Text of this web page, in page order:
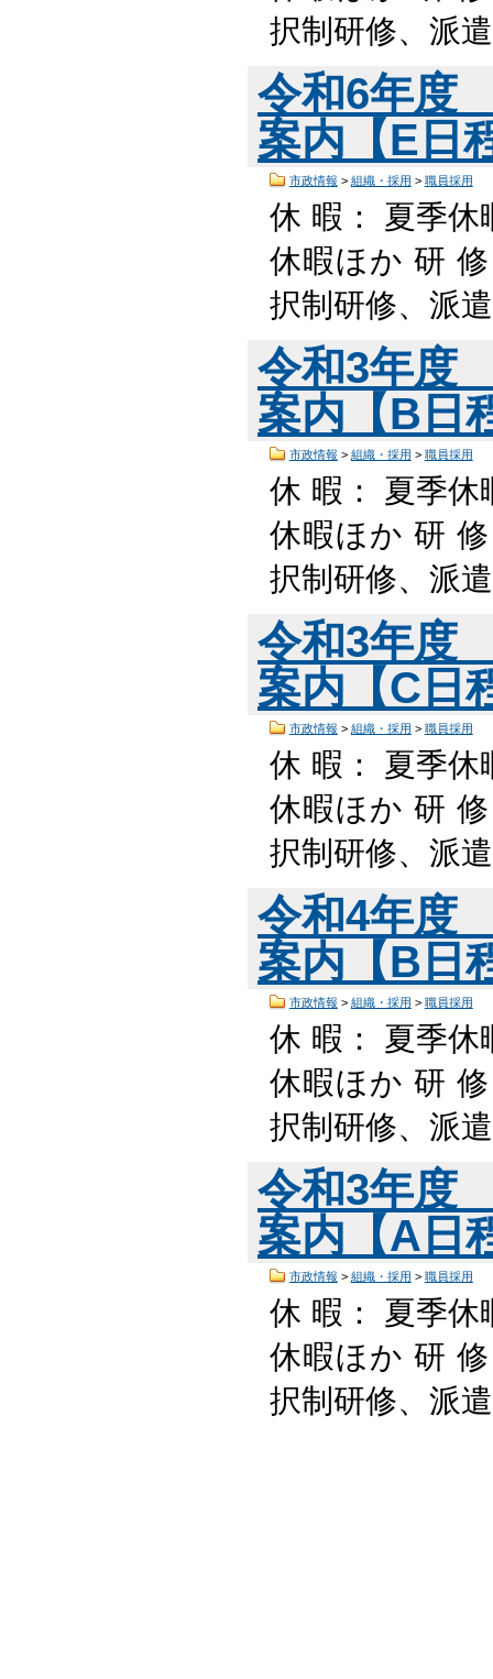
択制研修、派
令和6年度
案内【E日
市政情報 > 組織・採用 > 職員採用
休 暇： 夏季休
休暇ほか 研
択制研修、派
令和3年度
案内【B日
市政情報 > 組織・採用 > 職員採用
休 暇： 夏季休
休暇ほか 研
択制研修、派
令和3年度
案内【C日
市政情報 > 組織・採用 > 職員採用
休 暇： 夏季休
休暇ほか 研
択制研修、派
令和4年度
案内【B日
市政情報 > 組織・採用 > 職員採用
休 暇： 夏季休
休暇ほか 研
択制研修、派
令和3年度
案内【A日
市政情報 > 組織・採用 > 職員採用
休 暇： 夏季休
休暇ほか 研
択制研修、派